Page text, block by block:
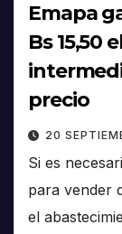
Emapa
Bs 15,50
precio
20
Si es
para vender
el